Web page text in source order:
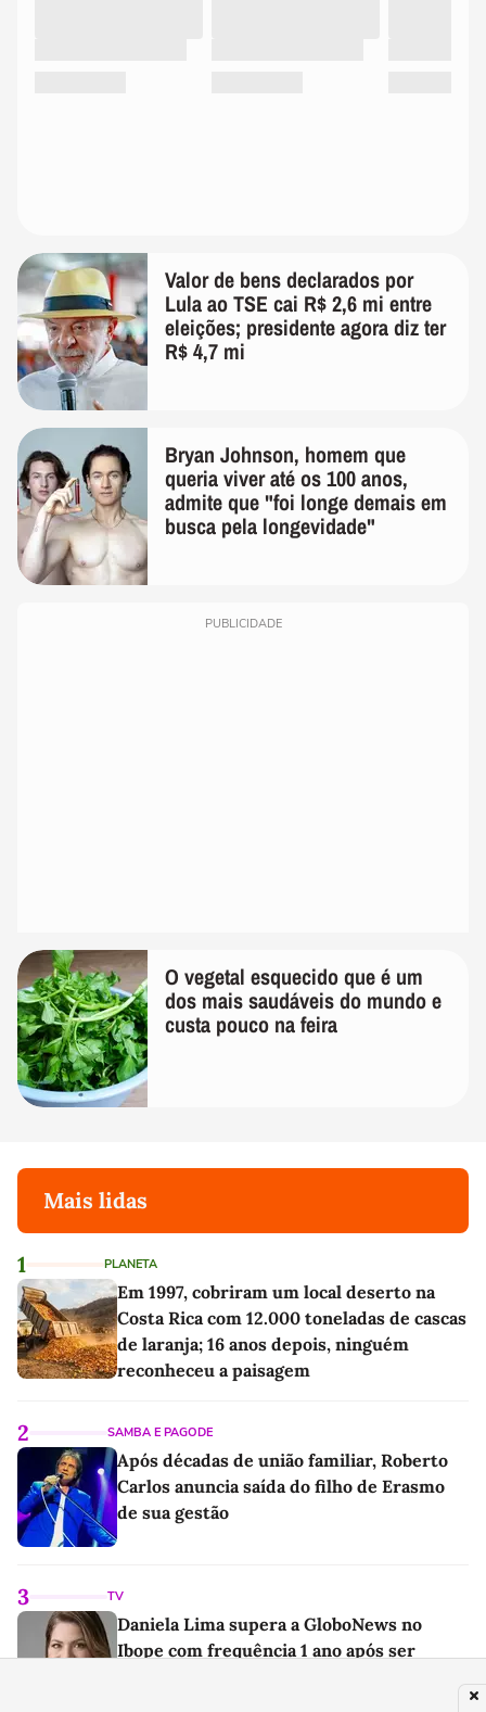
Valor de bens declarados por
Lula ao TSE cai R$ 2,6 mi entre
eleições; presidente agora diz ter
R$ 4,7 mi
Bryan Johnson, homem que
queria viver até os 100 anos,
admite que "foi longe demais em
busca pela longevidade"
PUBLICIDADE
O vegetal esquecido que é um
dos mais saudáveis do mundo e
custa pouco na feira
Mais lidas
1 PLANETA
Em 1997, cobriram um local deserto na
Costa Rica com 12.000 toneladas de cascas
de laranja; 16 anos depois, ninguém
reconheceu a paisagem
2 SAMBA E PAGODE
Após décadas de união familiar, Roberto
Carlos anuncia saída do filho de Erasmo
de sua gestão
3 TV
Daniela Lima supera a GloboNews no
Ibope com frequência 1 ano após ser